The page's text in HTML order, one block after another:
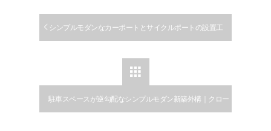
シンプルモダンなカーポートとサイクルポートの設置工

駐車スペースが逆勾配なシンプルモダン新築外構｜クロー